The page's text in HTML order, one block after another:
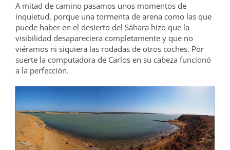
A mitad de camino pasamos unos momentos de
inquietud, porque una tormenta de arena como las que
puede haber en el desierto del Sáhara hizo que la
visibilidad desapareciera completamente y que no
viéramos ni siquiera las rodadas de otros coches. Por
suerte la computadora de Carlos en su cabeza funcionó
a la perfección.